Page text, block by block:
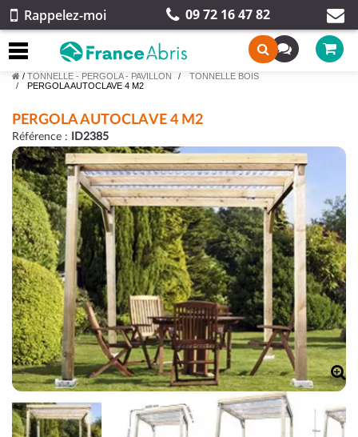
Rappelez-moi 09 72 16 47 82
/ TONNELLE - PERGOLA - PAVILLON
TONNELLE BOIS
PERGOLA AUTOCLAVE 4 M2
PERGOLA AUTOCLAVE 4 M2
Référence : ID2385